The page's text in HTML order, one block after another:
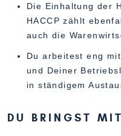
Die Einhaltung der
HACCP zählt
auch die
Du arbeitest eng
und Deiner
in ständigem
DU BRINGST